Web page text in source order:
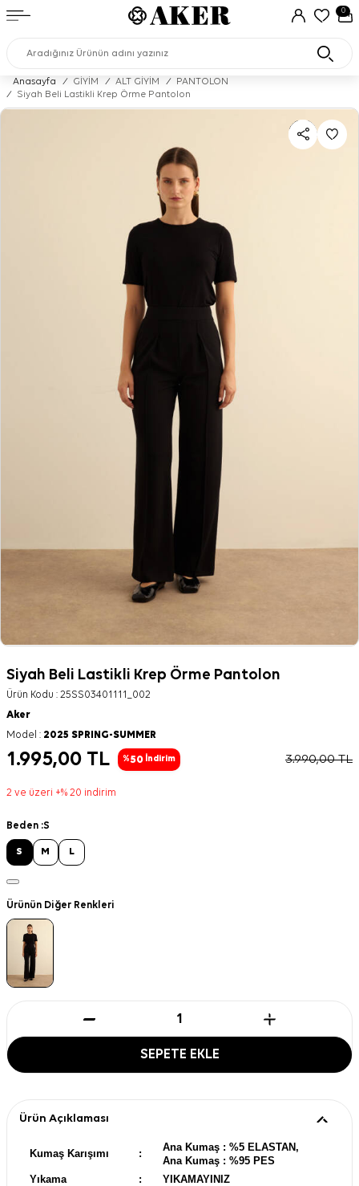
0
Anasayfa / GİYİM / ALT GİYİM /
PANTOLON
/
Siyah Beli Lastikli Krep Örme Pantolon
Siyah Beli Lastikli Krep Örme Pantolon
Ürün Kodu : 25SS03401111_002
Aker
Model : 2025 SPRING-SUMMER
1.995,00 TL %50 İndirim 3.990,00TL
2 ve üzeri +% 20 indirim
Beden :S
S M L
Ürünün Diğer Renkleri
SEPETE EKLE
Ürün Açıklaması
Kumaş Karışımı :
Ana Kumaş : %5 ELASTAN,
Ana Kumaş : %95 PES
Yıkama
:
YIKAMAYINIZ